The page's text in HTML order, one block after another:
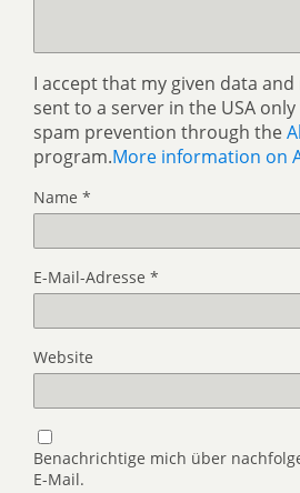
I accept that my given data and
sent to a server in the USA
spam prevention through the
program.More information on
Name *
E-Mail-Adresse *
Website
Benachrichtige mich über
E-Mail.